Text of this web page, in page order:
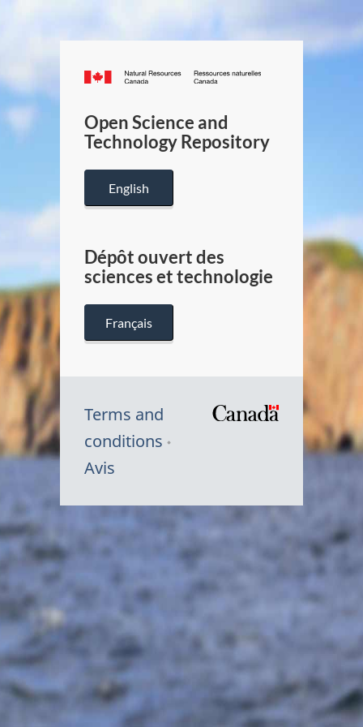
Canada.ca
/
Canada
Open Science and
Technology Repository
English
Dépôt ouvert des
sciences et technologie
Français
Terms and
conditions
Avis
Symbole
Canada